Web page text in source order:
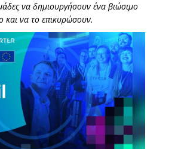
να δημιουργήσουν ένα βιώσιμο
και να το επικυρώσουν.